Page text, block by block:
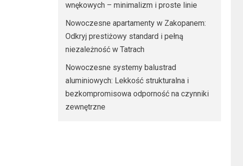
wnękowych – minimalizm i proste linie
Nowoczesne apartamenty w Zakopanem:
Odkryj prestiżowy standard i pełną
niezależność w Tatrach
Nowoczesne systemy balustrad
aluminiowych: Lekkość strukturalna i
bezkompromisowa odporność na czynniki
zewnętrzne